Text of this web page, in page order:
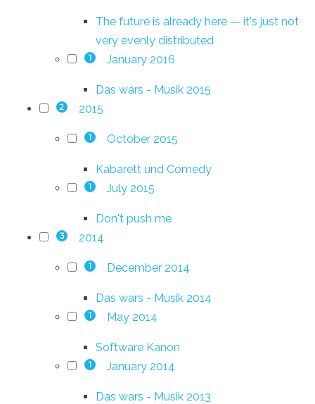
The future is already here — it's just not
very evenly distributed
1 January 2016
Das wars - Musik 2015
2 2015
1 October 2015
Kabarett und Comedy
1 July 2015
Don't push me
3 2014
1 December 2014
Das wars - Musik 2014
1 May 2014
Software Kanon
1 January 2014
Das wars - Musik 2013